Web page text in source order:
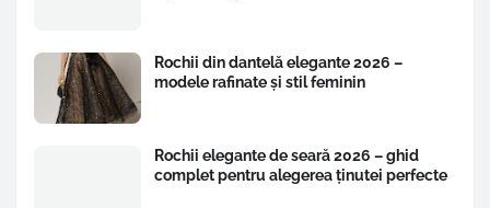
Rochii din dantelă elegante 2026 –
modele rafinate și stil feminin
Rochii elegante de seară 2026 – ghid
complet pentru alegerea ținutei perfecte